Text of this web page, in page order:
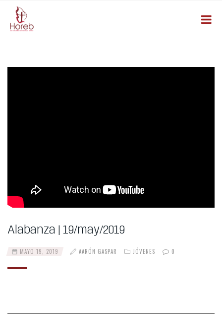
Alabanza | 19/may/2019
MAYO 19, 2019 AARÓN GASPAR JÓVENES 0